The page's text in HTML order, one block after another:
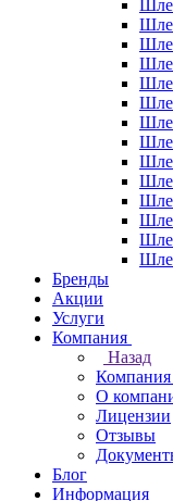
Бренды
Акции
Услуги
Компания
Назад
Компания
О
Лицензии
Отзывы
Блог
Информация